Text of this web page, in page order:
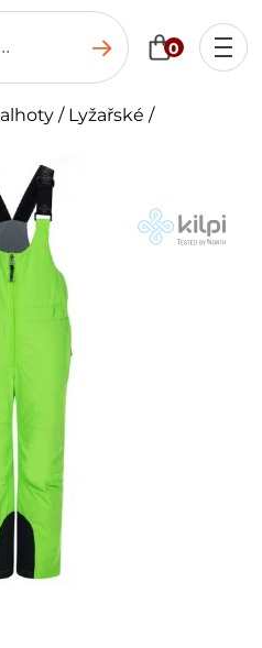
0
/ Lyžařské /